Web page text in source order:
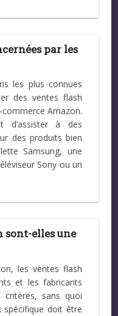
par les
les plus connues
des ventes flash
Amazon.
d’assister à des
des produits bien
Samsung, une
Sony ou un
sont-elles une
les ventes flash
et les fabricants
critères, sans quoi
spécifique doit être